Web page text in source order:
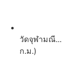
วัดจุฬามณี
ก.ม.)